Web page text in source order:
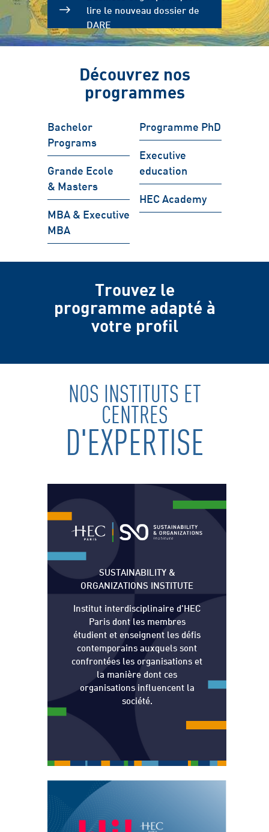
lire le nouveau dossier de
DARE
Découvrez nos
programmes
Bachelor
Programs
Grande Ecole
& Masters
MBA & Executive
MBA
Programme PhD
Executive
education
HEC Academy
Trouvez le
programme adapté à
votre profil
NOS INSTITUTS ET
CENTRES
D'EXPERTISE
SUSTAINABILITY &
ORGANIZATIONS INSTITUTE
Institut interdisciplinaire d'HEC
Paris dont les membres
étudient et enseignent les défis
contemporains auxquels sont
confrontées les organisations et
la manière dont ces
organisations influencent la
société.